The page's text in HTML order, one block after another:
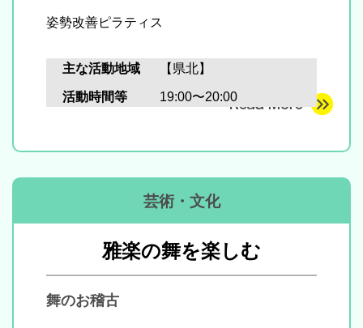
姿勢改善ピラティス
主な活動地域 【県北】
活動時間等 19:00〜20:00
芸術・文化
雅楽の舞を楽しむ
舞のお稽古